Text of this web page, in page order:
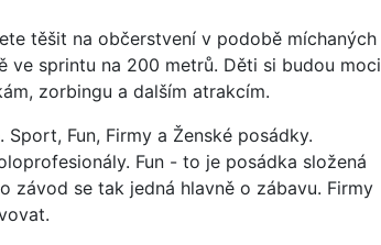
těšit na občerstvení v podobě míchaných
sprintu na 200 metrů. Děti si budou moci
zorbingu a dalším atrakcím.
Fun, Firmy a Ženské posádky.
Fun - to je posádka složená
závod se tak jedná hlavně o zábavu. Firmy